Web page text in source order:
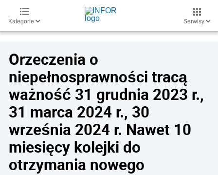
Kategorie Serwisy
Orzeczenia o
niepełnosprawności tracą
ważność 31 grudnia 2023 r.,
31 marca 2024 r., 30
września 2024 r. Nawet 10
miesięcy kolejki do
otrzymania nowego